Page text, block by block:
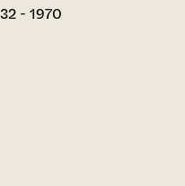
- 1970